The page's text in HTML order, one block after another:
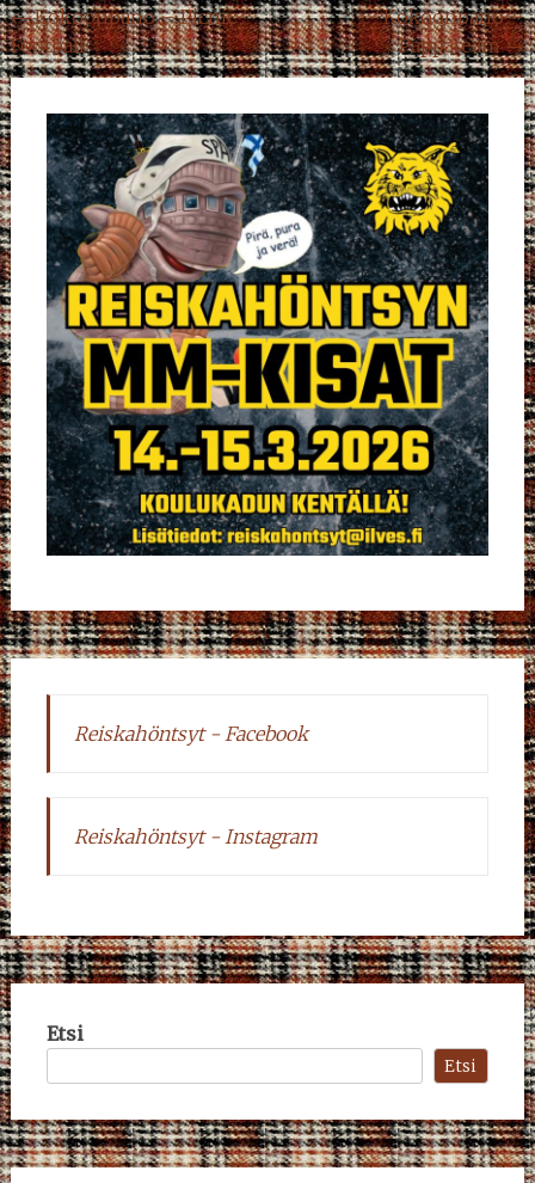
Post
navigation
←Kokoonpano – Picnic
Football
Kokoonpano –
Pappateam→
Reiskahöntsyt - Facebook
Reiskahöntsyt - Instagram
Etsi
Etsi